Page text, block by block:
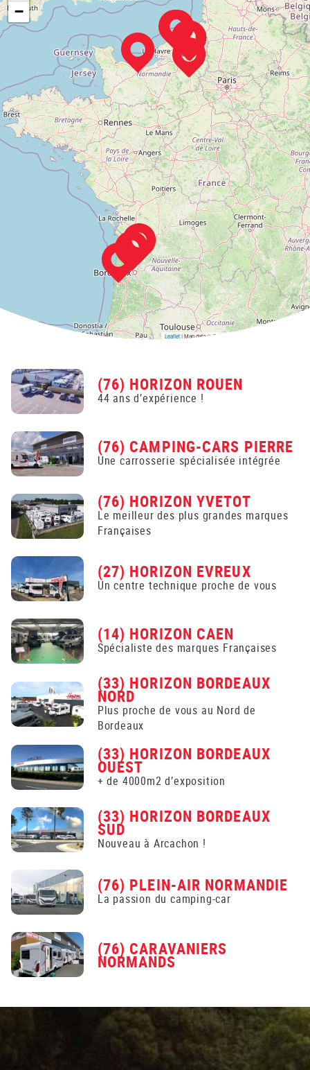
−
Leaflet| Map data © OpenStreetMap
(76) HORIZON ROUEN
44 ans d’expérience !
(76) CAMPING-CARS PIERRE
Une carrosserie spécialisée intégrée
(76) HORIZON YVETOT
Le meilleur des plus grandes marques
Françaises
(27) HORIZON EVREUX
Un centre technique proche de vous
(14) HORIZON CAEN
Spécialiste des marques Françaises
(33) HORIZON BORDEAUX
NORD
Plus proche de vous au Nord de
Bordeaux
(33) HORIZON BORDEAUX
OUEST
+ de 4000m2 d’exposition
(33) HORIZON BORDEAUX
SUD
Nouveau à Arcachon !
(76) PLEIN-AIR NORMANDIE
La passion du camping-car
(76) CARAVANIERS
NORMANDS